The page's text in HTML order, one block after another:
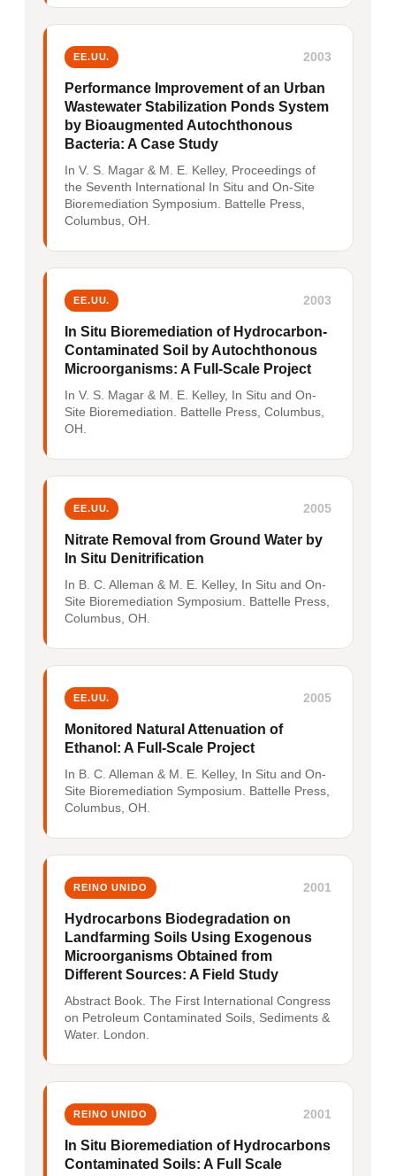
EE.UU. 2003
Performance Improvement of an Urban
Wastewater Stabilization Ponds System
by Bioaugmented Autochthonous
Bacteria: A Case Study
In V. S. Magar & M. E. Kelley, Proceedings of
the Seventh International In Situ and On-Site
Bioremediation Symposium. Battelle Press,
Columbus, OH.
EE.UU. 2003
In Situ Bioremediation of Hydrocarbon-
Contaminated Soil by Autochthonous
Microorganisms: A Full-Scale Project
In V. S. Magar & M. E. Kelley, In Situ and On-
Site Bioremediation. Battelle Press, Columbus,
OH.
EE.UU. 2005
Nitrate Removal from Ground Water by
In Situ Denitrification
In B. C. Alleman & M. E. Kelley, In Situ and On-
Site Bioremediation Symposium. Battelle Press,
Columbus, OH.
EE.UU. 2005
Monitored Natural Attenuation of
Ethanol: A Full-Scale Project
In B. C. Alleman & M. E. Kelley, In Situ and On-
Site Bioremediation Symposium. Battelle Press,
Columbus, OH.
REINO UNIDO 2001
Hydrocarbons Biodegradation on
Landfarming Soils Using Exogenous
Microorganisms Obtained from
Different Sources: A Field Study
Abstract Book. The First International Congress
on Petroleum Contaminated Soils, Sediments &
Water. London.
REINO UNIDO 2001
In Situ Bioremediation of Hydrocarbons
Contaminated Soils: A Full Scale